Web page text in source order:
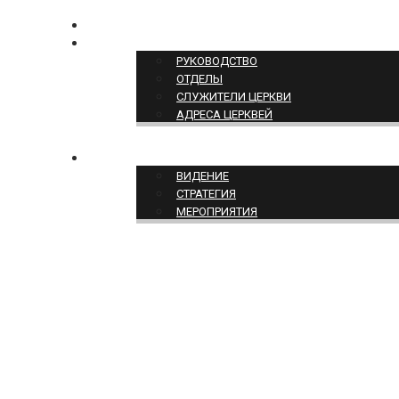
РУКОВОДСТВО
ОТДЕЛЫ
СЛУЖИТЕЛИ ЦЕРКВИ
АДРЕСА ЦЕРКВЕЙ
ВИДЕНИЕ
СТРАТЕГИЯ
МЕРОПРИЯТИЯ